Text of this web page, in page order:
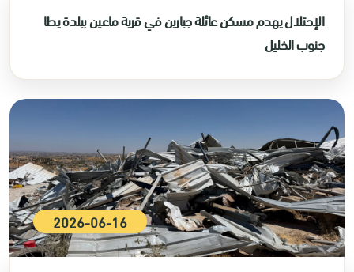
الإحتلال يهدم مسكن عائلة جبارين في قرية ماعين ببلدة يطا
جنوب الخليل
2026-06-16